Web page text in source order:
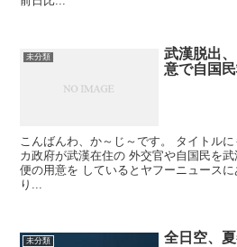
未分類
武漢脱出
意で自国
こんばんわ、か～じ～です。 タイトル
カ政府が武漢在住の 外交官や自国民を
便の用意を しているとヤフーニュース
り...
未分類 全日空、